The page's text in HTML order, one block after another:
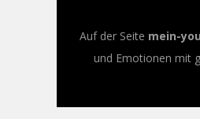
Auf der Seite mein-
und Emotionen mit